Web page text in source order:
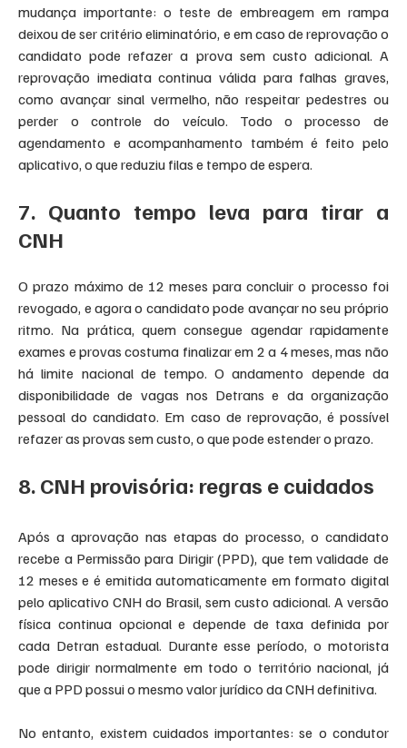
mudança importante: o teste de embreagem em rampa
deixou de ser critério eliminatório, e em caso de reprovação o
candidato pode refazer a prova sem custo adicional. A
reprovação imediata continua válida para falhas graves,
como avançar sinal vermelho, não respeitar pedestres ou
perder o controle do veículo. Todo o processo de
agendamento e acompanhamento também é feito pelo
aplicativo, o que reduziu filas e tempo de espera.
7. Quanto tempo leva para tirar a
CNH
O prazo máximo de 12 meses para concluir o processo foi
revogado, e agora o candidato pode avançar no seu próprio
ritmo. Na prática, quem consegue agendar rapidamente
exames e provas costuma finalizar em 2 a 4 meses, mas não
há limite nacional de tempo. O andamento depende da
disponibilidade de vagas nos Detrans e da organização
pessoal do candidato. Em caso de reprovação, é possível
refazer as provas sem custo, o que pode estender o prazo.
8. CNH provisória: regras e cuidados
Após a aprovação nas etapas do processo, o candidato
recebe a Permissão para Dirigir (PPD), que tem validade de
12 meses e é emitida automaticamente em formato digital
pelo aplicativo CNH do Brasil, sem custo adicional. A versão
física continua opcional e depende de taxa definida por
cada Detran estadual. Durante esse período, o motorista
pode dirigir normalmente em todo o território nacional, já
que a PPD possui o mesmo valor jurídico da CNH definitiva.
No entanto, existem cuidados importantes: se o condutor